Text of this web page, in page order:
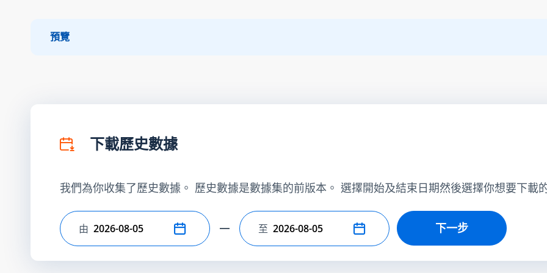
預覽
下載歷史數據
我們為你收集了歷史數據。 歷史數據是數據集的前版本。 選擇開始及結束日期然後選擇你想要下載
選擇開始日期
由 選擇結束日期
至 下一步